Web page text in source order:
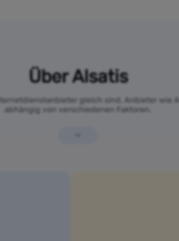
Über Alsatis
gleich sind. Anbieter wie
abhängig von verschiedenen Faktoren.